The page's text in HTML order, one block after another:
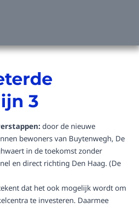
3
door de nieuwe
bewoners van Buytenwegh, De
in de toekomst zonder
en direct richting Den Haag. (De
dat het ook mogelijk wordt om
te investeren. Daarmee